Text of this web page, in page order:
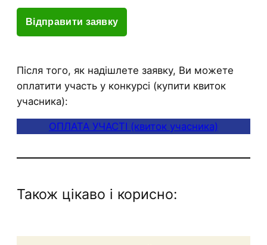
Після того, як надішлете заявку, Ви можете
оплатити участь у конкурсі (купити квиток
учасника):
ОПЛАТА УЧАСТІ (квиток учасника)
Також цікаво і корисно: